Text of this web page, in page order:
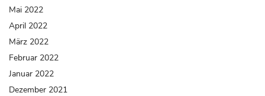
Mai 2022
April 2022
März 2022
Februar 2022
Januar 2022
Dezember 2021